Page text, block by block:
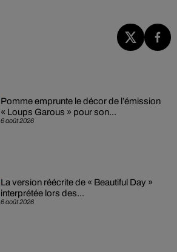
6 août 2026
Pomme emprunte le décor de l’émission
« Loups Garous » pour son...
6 août 2026
La version réécrite de « Beautiful Day »
interprétée lors des...